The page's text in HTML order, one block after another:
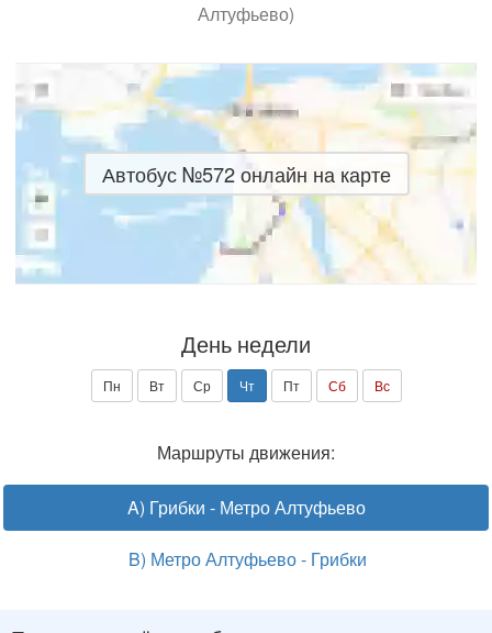
Алтуфьево)
Автобус №572 онлайн на карте
День недели
Пн Вт Ср Чт Пт Сб Вс
Маршруты движения:
A) Грибки - Метро Алтуфьево
B) Метро Алтуфьево - Грибки